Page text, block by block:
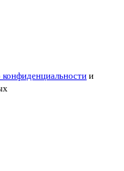
конфиденциальностии